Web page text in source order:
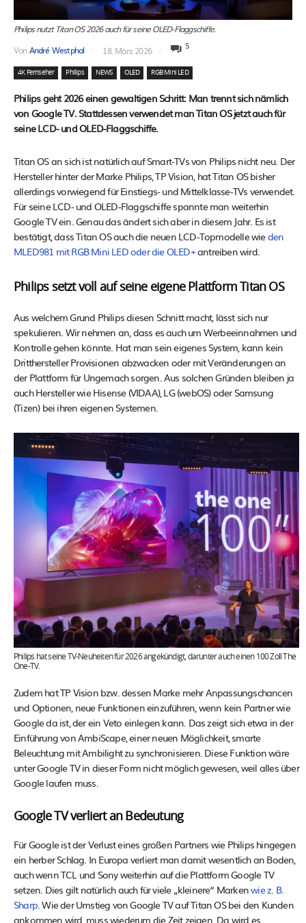
Philips nutzt Titan OS 2026 auch für seine OLED-Flaggschiffe.
VonAndré Westphal 18. März 2026 5
4K Fernseher Philips NEWS OLED RGB Mini LED
Philips geht 2026 einen gewaltigen Schritt: Man trennt sich nämlich
von Google TV. Stattdessen verwendet man Titan OS jetzt auch für
seine LCD- und OLED-Flaggschiffe.
Titan OS an sich ist natürlich auf Smart-TVs von Philips nicht neu. Der
Hersteller hinter der Marke Philips, TP Vision, hat Titan OS bisher
allerdings vorwiegend für Einstiegs- und Mittelklasse-TVs verwendet.
Für seine LCD- und OLED-Flaggschiffe spannte man weiterhin
Google TV ein. Genau das ändert sich aber in diesem Jahr. Es ist
bestätigt, dass Titan OS auch die neuen LCD-Topmodelle wieden
MLED981 mit RGB Mini LED oder die OLED+antreiben wird.
Philips setzt voll auf seine eigene Plattform Titan OS
Aus welchem Grund Philips diesen Schnitt macht, lässt sich nur
spekulieren. Wir nehmen an, dass es auch um Werbeeinnahmen und
Kontrolle gehen könnte. Hat man sein eigenes System, kann kein
Dritthersteller Provisionen abzwacken oder mit Veränderungen an
der Plattform für Ungemach sorgen. Aus solchen Gründen bleiben ja
auch Hersteller wie Hisense (VIDAA), LG (webOS) oder Samsung
(Tizen) bei ihren eigenen Systemen.
Philips hat seine TV-Neuheiten für 2026 angekündigt, darunter auch einen 100 Zoll The
One-TV.
Zudem hat TP Vision bzw. dessen Marke mehr Anpassungschancen
und Optionen, neue Funktionen einzuführen, wenn kein Partner wie
Google da ist, der ein Veto einlegen kann. Das zeigt sich etwa in der
Einführung von AmbiScape, einer neuen Möglichkeit, smarte
Beleuchtung mit Ambilight zu synchronisieren. Diese Funktion wäre
unter Google TV in dieser Form nicht möglich gewesen, weil alles über
Google laufen muss.
Google TV verliert an Bedeutung
Für Google ist der Verlust eines großen Partners wie Philips hingegen
ein herber Schlag. In Europa verliert man damit wesentlich an Boden,
auch wenn TCL und Sony weiterhin auf die Plattform Google TV
setzen. Dies gilt natürlich auch für viele „kleinere“ Markenwie z. B.
Sharp . Wie der Umstieg von Google TV auf Titan OS bei den Kunden
ankommen wird, muss wiederum die Zeit zeigen. Da wird es